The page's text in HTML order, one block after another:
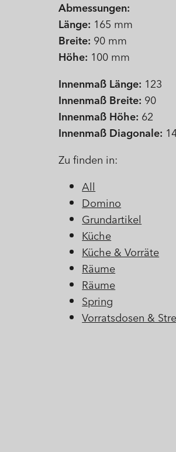
Abmessungen:
Länge: 165 mm
Breite: 90 mm
Höhe: 100 mm
Innenmaß Länge: 123
Innenmaß Breite: 90
Innenmaß Höhe: 62
Innenmaß Diagonale:
Zu finden in:
All
Domino
Grundartikel
Küche
Küche & Vorräte
Räume
Räume
Spring
Vorratsdosen &